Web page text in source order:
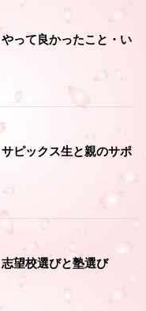
って良かったこと・い
ピックス生と親のサポ
望校選びと塾選び